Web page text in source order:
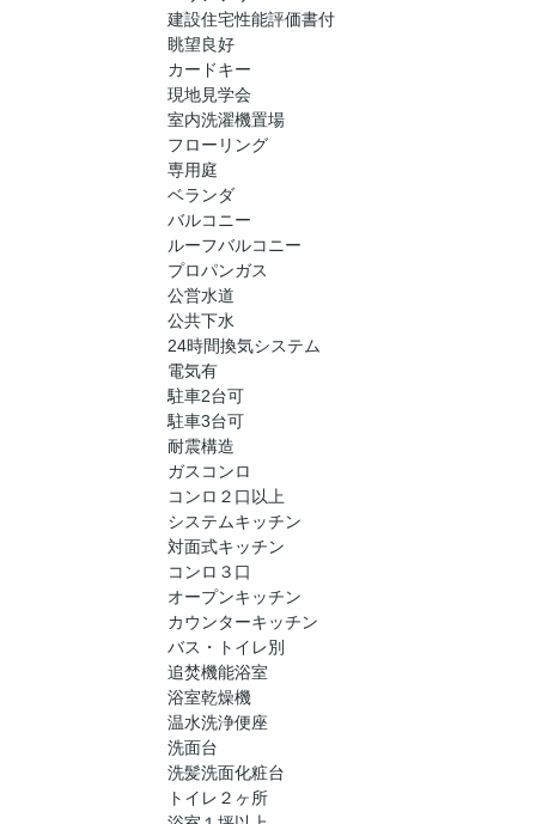
建設住宅性能評価書付
眺望良好
カードキー
現地見学会
室内洗濯機置場
フローリング
専用庭
ベランダ
バルコニー
ルーフバルコニー
プロパンガス
公営水道
公共下水
24時間換気システム
電気有
駐車2台可
駐車3台可
耐震構造
ガスコンロ
コンロ２口以上
システムキッチン
対面式キッチン
コンロ３口
オープンキッチン
カウンターキッチン
バス・トイレ別
追焚機能浴室
浴室乾燥機
温水洗浄便座
洗面台
洗髪洗面化粧台
トイレ２ヶ所